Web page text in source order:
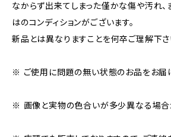
なからず出来てしまった僅かな傷や汚れ
はのコンディションがございます。
新品とは異なりますことを何卒ご理解下さ
※ ご使用に問題の無い状態のお品をお届
※ 画像と実物の色合いが多少異なる場合